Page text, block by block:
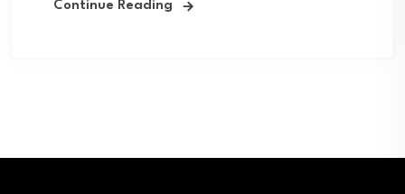
Continue Reading